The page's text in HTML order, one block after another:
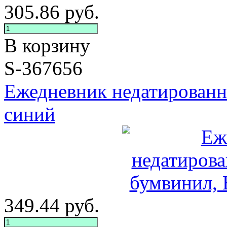
305.86 руб.
В корзину
S-367656
Ежедневник
синий
349.44 руб.